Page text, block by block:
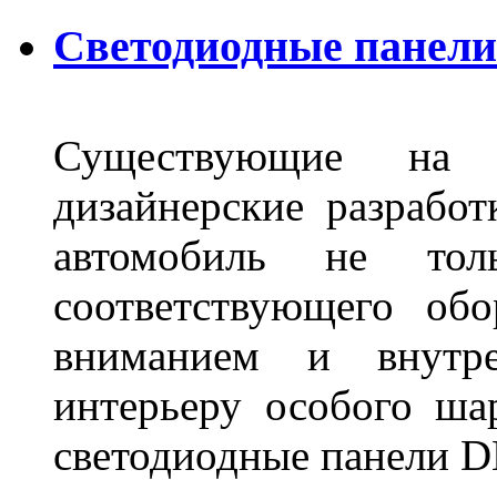
Светодиодные
Существующие
дизайнерские
автомобиль не
соответствующего
вниманием и
интерьеру особого
светодиодные панели